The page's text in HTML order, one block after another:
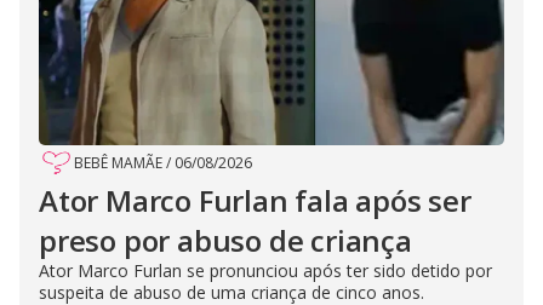
BEBÊ MAMÃE/ 06/08/2026
Ator Marco Furlan fala após ser
preso por abuso de criança
Ator Marco Furlan se pronunciou após ter sido detido por
suspeita de abuso de uma criança de cinco anos.